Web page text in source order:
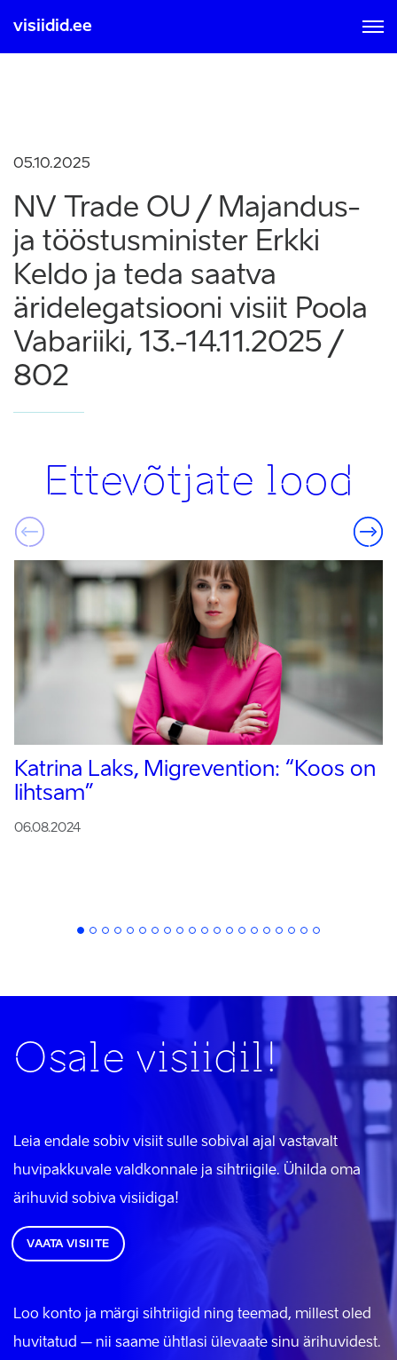
visiidid.ee
tingimustega, mis on loetavad
05.10.2025
NV Trade OU / Majandus-
ja tööstusminister Erkki
Keldo ja teda saatva
äridelegatsiooni visiit Poola
Vabariiki, 13.-14.11.2025 /
802
Ettevõtjate lood
Katrina Laks, Migrevention: “Koos on
lihtsam”
06.08.2024
Osale visiidil!
Leia endale sobiv visiit sulle sobival ajal vastavalt
huvipakkuvale valdkonnale ja sihtriigile. Ühilda oma
ärihuvid sobiva visiidiga!
VAATA VISIITE
Loo konto ja märgi sihtriigid ning teemad, millest oled
huvitatud – nii saame ühtlasi ülevaate sinu ärihuvidest.